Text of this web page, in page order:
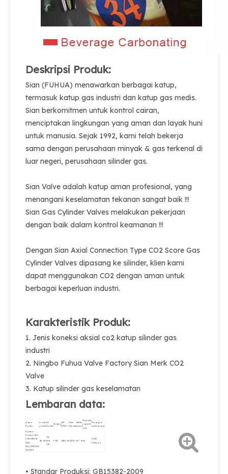
Deskripsi Produk:
Sian (FUHUA) menawarkan berbagai katup,
termasuk katup gas industri dan katup gas medis.
Sian berkomitmen untuk kontrol cairan,
menciptakan lingkungan yang aman dan layak huni
untuk manusia. Sejak 1992, kami telah bekerja
sama dengan perusahaan minyak & gas terkenal di
luar negeri, perusahaan silinder gas.
Sian Valve adalah katup aman profesional, yang
menangani keselamatan tekanan sangat baik !!!
Sian Gas Cylinder Valves melakukan pekerjaan
dengan baik dalam kontrol keamanan !!!
Dengan Sian Axial Connection Type CO2 Score Gas
Cylinder Valves dipasang ke silinder, klien kami
dapat menggunakan CO2 dengan aman untuk
berbagai keperluan industri.
Karakteristik Produk:
1. Jenis koneksi aksial co2 katup silinder gas
industri
2. Ningbo Fuhua Valve Factory Sian Merk CO2
Valve
3. Katup silinder gas keselamatan
Lembaran data:
Nama
Produk
model
produk
ID
Produk
Sedang
WP
(MPA)
Thlet
Thread.
Outlet
thread.
Diameter
nominal
φmm.
Perangkat
keselamatan.
Koneksi
Koneksi Tipe
CO2 KEDUA
GAS
SILLINDING
VALVES
QF-2A.
08-
805-
713.
CO2. 15Mpa.Pz27.8. G5 / 8.Φ6.
20.25-
22.5mpa.
• Standar Produksi: GB15382-2009